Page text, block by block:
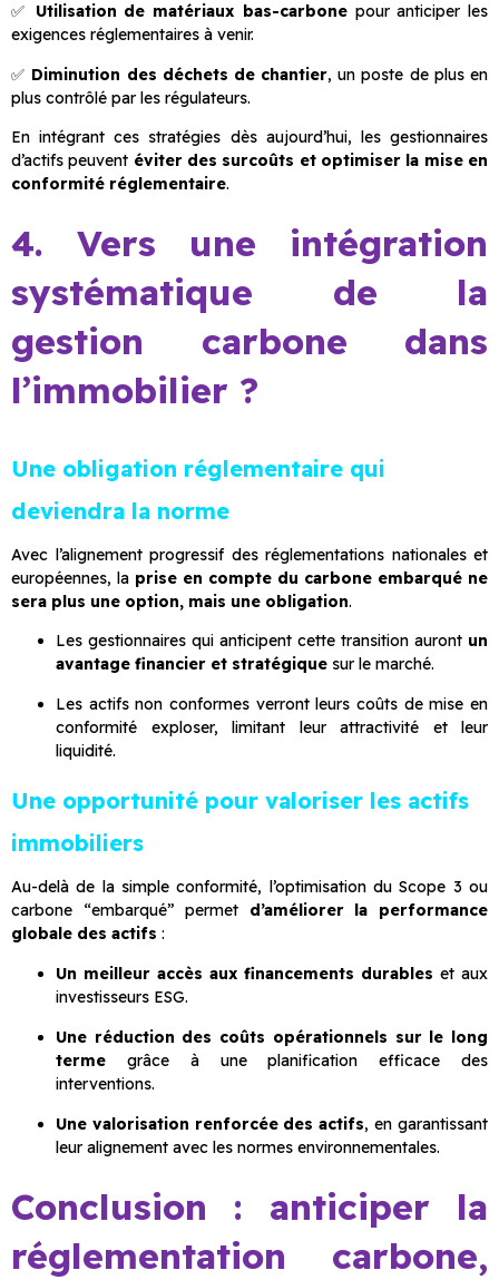
✅ Utilisation de matériaux bas-carbonepour anticiper les
exigences réglementaires à venir.
✅ Diminution des déchets de chantier, un poste de plus en
plus contrôlé par les régulateurs.
En intégrant ces stratégies dès aujourd’hui, les gestionnaires
d’actifs peuvent éviter des surcoûts et optimiser la mise en
conformité réglementaire.
4. Vers une intégration
systématique de la
gestion carbone dans
l’immobilier ?
Une obligation réglementaire qui
deviendra la norme
Avec l’alignement progressif des réglementations nationales et
européennes, la prise en compte du carbone embarqué ne
sera plus une option, mais une obligation.
Les gestionnaires qui anticipent cette transition auront un
avantage financier et stratégique sur le marché.
Les actifs non conformes verront leurs coûts de mise en
conformité exploser, limitant leur attractivité et leur
liquidité.
Une opportunité pour valoriser les actifs
immobiliers
Au-delà de la simple conformité, l’optimisation du Scope 3 ou
carbone “embarqué” permet d’améliorer la performance
globale des actifs :
Un meilleur accès aux financements durables et aux
investisseurs ESG.
Une réduction des coûts opérationnels sur le long
terme grâce à une planification efficace des
interventions.
Une valorisation renforcée des actifs, en garantissant
leur alignement avec les normes environnementales.
Conclusion : anticiper la
réglementation carbone,